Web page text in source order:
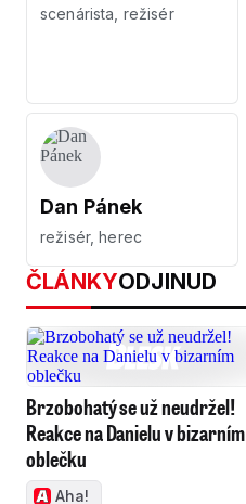
scenárista, režisér
Dan Pánek
režisér, herec
ČLÁNKYODJINUD
Brzobohatý se už neudržel!
Reakce na Danielu v bizarním
oblečku
Aha!